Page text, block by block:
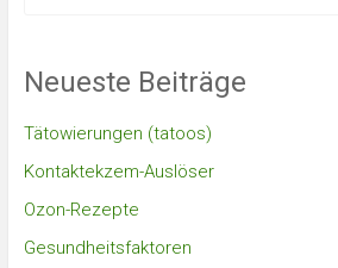
Neueste Beiträge
Tätowierungen (tatoos)
Kontaktekzem-Auslöser
Ozon-Rezepte
Gesundheitsfaktoren